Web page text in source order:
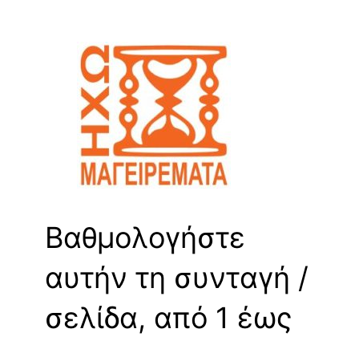
Βαθμολογήστε
αυτήν τη συνταγή /
σελίδα, από 1 έως